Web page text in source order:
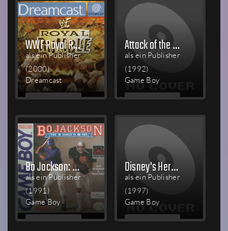
WWF Royal Rumble
als ein Publisher
(2000)
Dreamcast
MEHR
Attack of the Killer Tomatoes
als ein Publisher
(1992)
Game Boy
MEHR
Bo Jackson: Two Games in One
als ein Publisher
(1991)
Game Boy
MEHR
Disney's Hercules
als ein Publisher
(1997)
Game Boy
MEHR